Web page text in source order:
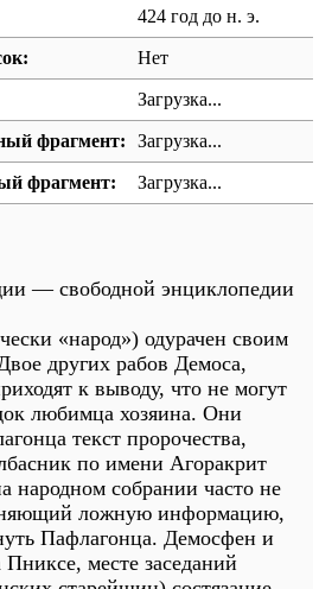
424 год до н. э.
Нет
Загрузка...
фрагмент: Загрузка...
фрагмент: Загрузка...
— свободной энциклопедии
«народ») одурачен своим
других рабов Демоса,
к выводу, что не могут
любимца хозяина. Они
текст пророчества,
по имени Агоракрит
народном собрании часто не
ложную информацию,
Пафлагонца. Демосфен и
месте заседаний